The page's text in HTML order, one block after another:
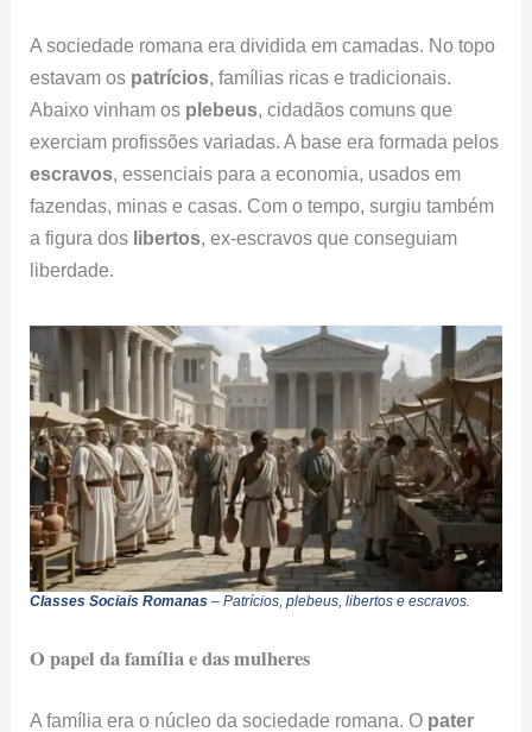
A sociedade romana era dividida em camadas. No topo
estavam os patrícios, famílias ricas e tradicionais.
Abaixo vinham os plebeus, cidadãos comuns que
exerciam profissões variadas. A base era formada pelos
escravos, essenciais para a economia, usados em
fazendas, minas e casas. Com o tempo, surgiu também
a figura dos libertos, ex-escravos que conseguiam
liberdade.
Classes Sociais Romanas – Patrícios, plebeus, libertos e escravos.
O papel da família e das mulheres
A família era o núcleo da sociedade romana. O pater